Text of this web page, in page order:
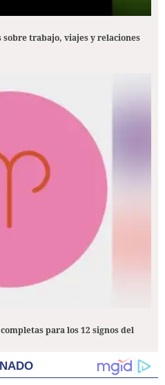
sobre trabajo, viajes y relaciones
para los 12 signos del